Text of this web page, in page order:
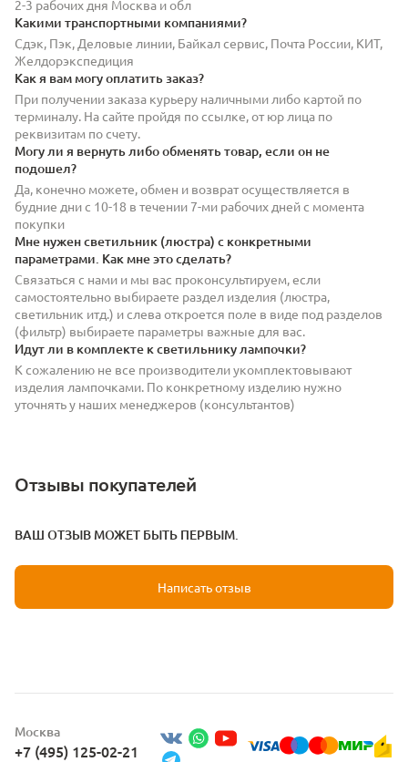
2-3 рабочих дня Москва и обл
Какими транспортными компаниями?
Сдэк, Пэк, Деловые линии, Байкал сервис, Почта России, КИТ,
Желдорэкспедиция
Как я вам могу оплатить заказ?
При получении заказа курьеру наличными либо картой по
терминалу. На сайте пройдя по ссылке, от юр лица по
реквизитам по счету.
Могу ли я вернуть либо обменять товар, если он не
подошел?
Да, конечно можете, обмен и возврат осуществляется в
будние дни с 10-18 в течении 7-ми рабочих дней с момента
покупки
Мне нужен светильник (люстра) с конкретными
параметрами. Как мне это сделать?
Связаться с нами и мы вас проконсультируем, если
самостоятельно выбираете раздел изделия (люстра,
светильник итд.) и слева откроется поле в виде под разделов
(фильтр) выбираете параметры важные для вас.
Идут ли в комплекте к светильнику лампочки?
К сожалению не все производители укомплектовывают
изделия лампочками. По конкретному изделию нужно
уточнять у наших менеджеров (консультантов)
Отзывы покупателей
ВАШ ОТЗЫВ МОЖЕТ БЫТЬ ПЕРВЫМ.
Написать отзыв
Москва
+7 (495) 125-02-21